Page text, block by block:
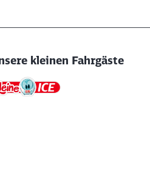
kleinen Fahrgäste